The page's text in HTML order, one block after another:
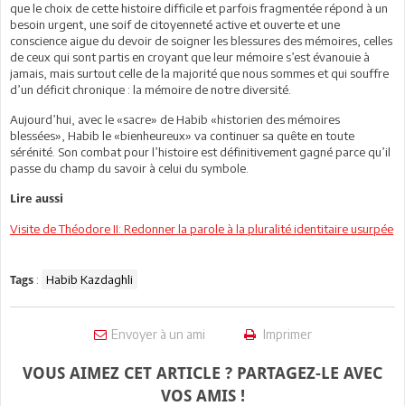
que le choix de cette histoire difficile et parfois fragmentée répond à un
besoin urgent, une soif de citoyenneté active et ouverte et une
conscience aigue du devoir de soigner les blessures des mémoires, celles
de ceux qui sont partis en croyant que leur mémoire s’est évanouie à
jamais, mais surtout celle de la majorité que nous sommes et qui souffre
d’un déficit chronique : la mémoire de notre diversité.
Aujourd’hui, avec le «sacre» de Habib «historien des mémoires
blessées», Habib le «bienheureux» va continuer sa quête en toute
sérénité. Son combat pour l’histoire est définitivement gagné parce qu’il
passe du champ du savoir à celui du symbole.
Lire aussi
Visite de Théodore II: Redonner la parole à la pluralité identitaire usurpée
Tags : Habib Kazdaghli
Envoyer à un ami Imprimer
VOUS AIMEZ CET ARTICLE ? PARTAGEZ-LE AVEC
VOS AMIS !